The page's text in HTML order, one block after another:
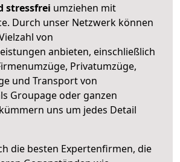
stressfrei umziehen mit
Durch unser Netzwerk können
von
anbieten, einschließlich
Privatumzüge,
und Transport von
Groupage oder ganzen
uns um jedes Detail
die besten Expertenfirmen, die